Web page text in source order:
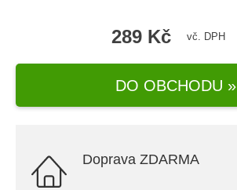
289 Kč vč. DPH
DO OBCHODU »
Doprava ZDARMA